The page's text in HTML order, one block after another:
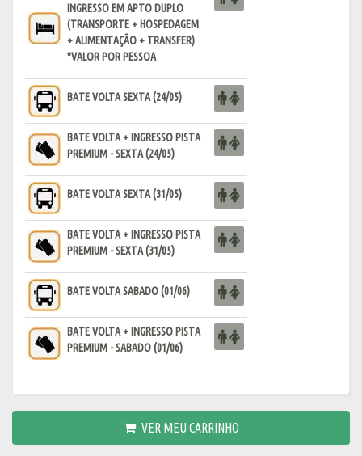
INGRESSO EM APTO DUPLO
(TRANSPORTE + HOSPEDAGEM
+ ALIMENTAÇÃO + TRANSFER)
*VALOR POR PESSOA
BATE VOLTA SEXTA (24/05)
BATE VOLTA + INGRESSO PISTA
PREMIUM - SEXTA (24/05)
BATE VOLTA SEXTA (31/05)
BATE VOLTA + INGRESSO PISTA
PREMIUM - SEXTA (31/05)
BATE VOLTA SABADO (01/06)
BATE VOLTA + INGRESSO PISTA
PREMIUM - SABADO (01/06)
VER MEU CARRINHO